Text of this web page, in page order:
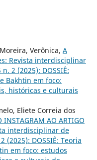
Verônica, A
Revista interdisciplinar
2 (2025): DOSSIÊ:
Bakhtin em foco:
históricas e culturais
Eliete Correia dos
INSTAGRAM AO ARTIGO
interdisciplinar de
(2025): DOSSIÊ: Teoria
em foco: estudos